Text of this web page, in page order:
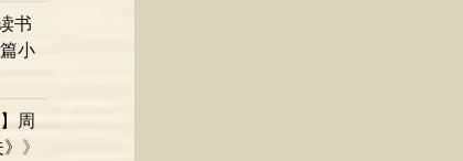
书
小
周
》